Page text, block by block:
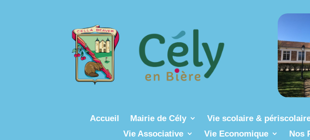
Accueil Mairie de Cély Vie scolaire &
Vie Associative
Vie Economique Nos